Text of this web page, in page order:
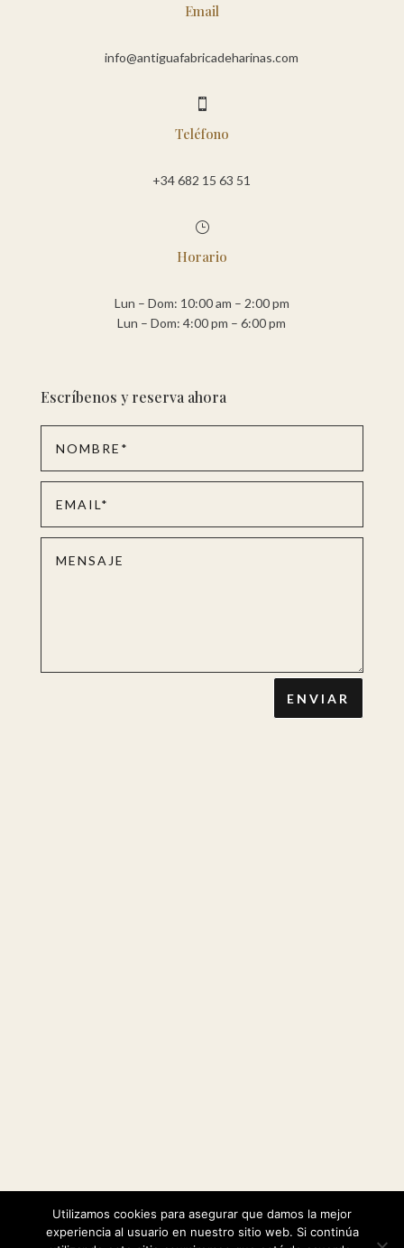
Email
info@antiguafabricadeharinas.com

Teléfono
+34 682 15 63 51
}
Horario
Lun – Dom: 10:00 am – 2:00 pm
Lun – Dom: 4:00 pm – 6:00 pm
Escríbenos y reserva ahora
ENVIAR
Política de cookies| Política de privacidad
Utilizamos cookies para asegurar que damos la mejor
experiencia al usuario en nuestro sitio web. Si continúa